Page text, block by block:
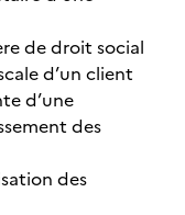
de droit social
d’un client
d’une
des
des